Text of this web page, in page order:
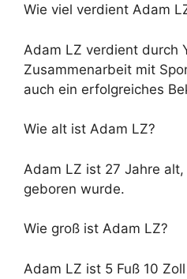
Wie viel verdient Adam
Adam LZ verdient durch
Zusammenarbeit mit
auch ein erfolgreiches
Wie alt ist Adam LZ?
Adam LZ ist 27 Jahre
geboren wurde.
Wie groß ist Adam LZ?
Adam LZ ist 5 Fuß 10